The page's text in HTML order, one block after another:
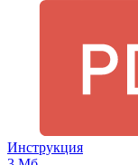
Инструкция